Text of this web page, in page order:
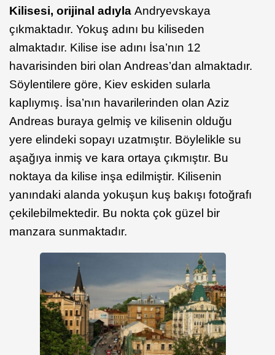
Kilisesi, orijinal adıyla Andryevskaya
çıkmaktadır. Yokuş adını bu kiliseden
almaktadır. Kilise ise adını İsa’nın 12
havarisinden biri olan Andreas’dan almaktadır.
Söylentilere göre, Kiev eskiden sularla
kaplıymış. İsa’nın havarilerinden olan Aziz
Andreas buraya gelmiş ve kilisenin olduğu
yere elindeki sopayı uzatmıştır. Böylelikle su
aşağıya inmiş ve kara ortaya çıkmıştır. Bu
noktaya da kilise inşa edilmiştir. Kilisenin
yanındaki alanda yokuşun kuş bakışı fotoğrafı
çekilebilmektedir. Bu nokta çok güzel bir
manzara sunmaktadır.